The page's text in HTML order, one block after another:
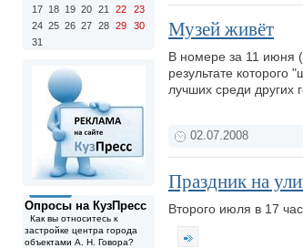
17 18 19 20 21 22
23
24 25 26 27 28 29
30
31
Опросы на КузПресс
Как вы относитесь к
застройке центра города
объектами А. Н. Говора?
Музей живёт
В номере за 11 июня
результате
лучших среди других
02.07.2008
Праздник на
Второго июля в 17